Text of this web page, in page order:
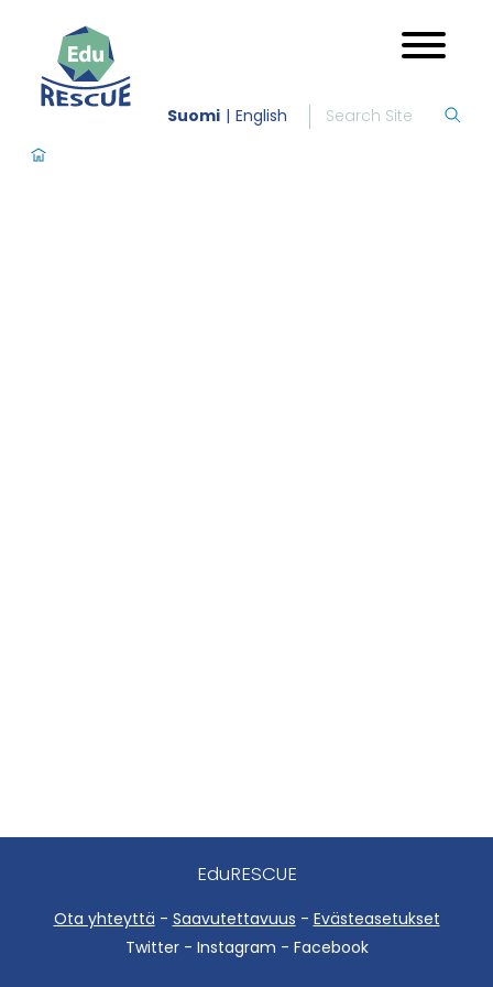
Suomi English
EduRESCUE
Ota yhteyttä - Saavutettavuus - Evästeasetukset
Twitter - Instagram - Facebook